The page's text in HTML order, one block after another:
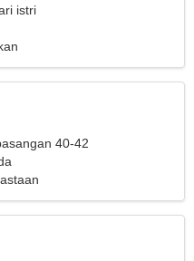
istri
40-42